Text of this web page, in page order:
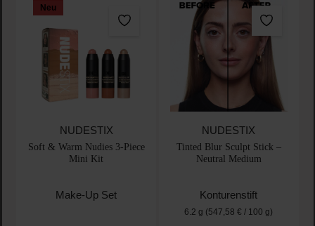
Neu
NUDESTIX
Soft & Warm Nudies 3-Piece
Mini Kit
Make-Up Set
NUDESTIX
Tinted Blur Sculpt Stick –
Neutral Medium
Konturenstift
6.2 g (547,58 € / 100 g)